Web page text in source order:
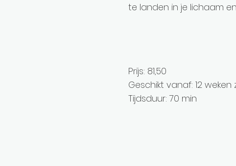
te landen in je lichaam
Prijs: 81,50
Geschikt vanaf: 12
Tijdsduur: 70 min